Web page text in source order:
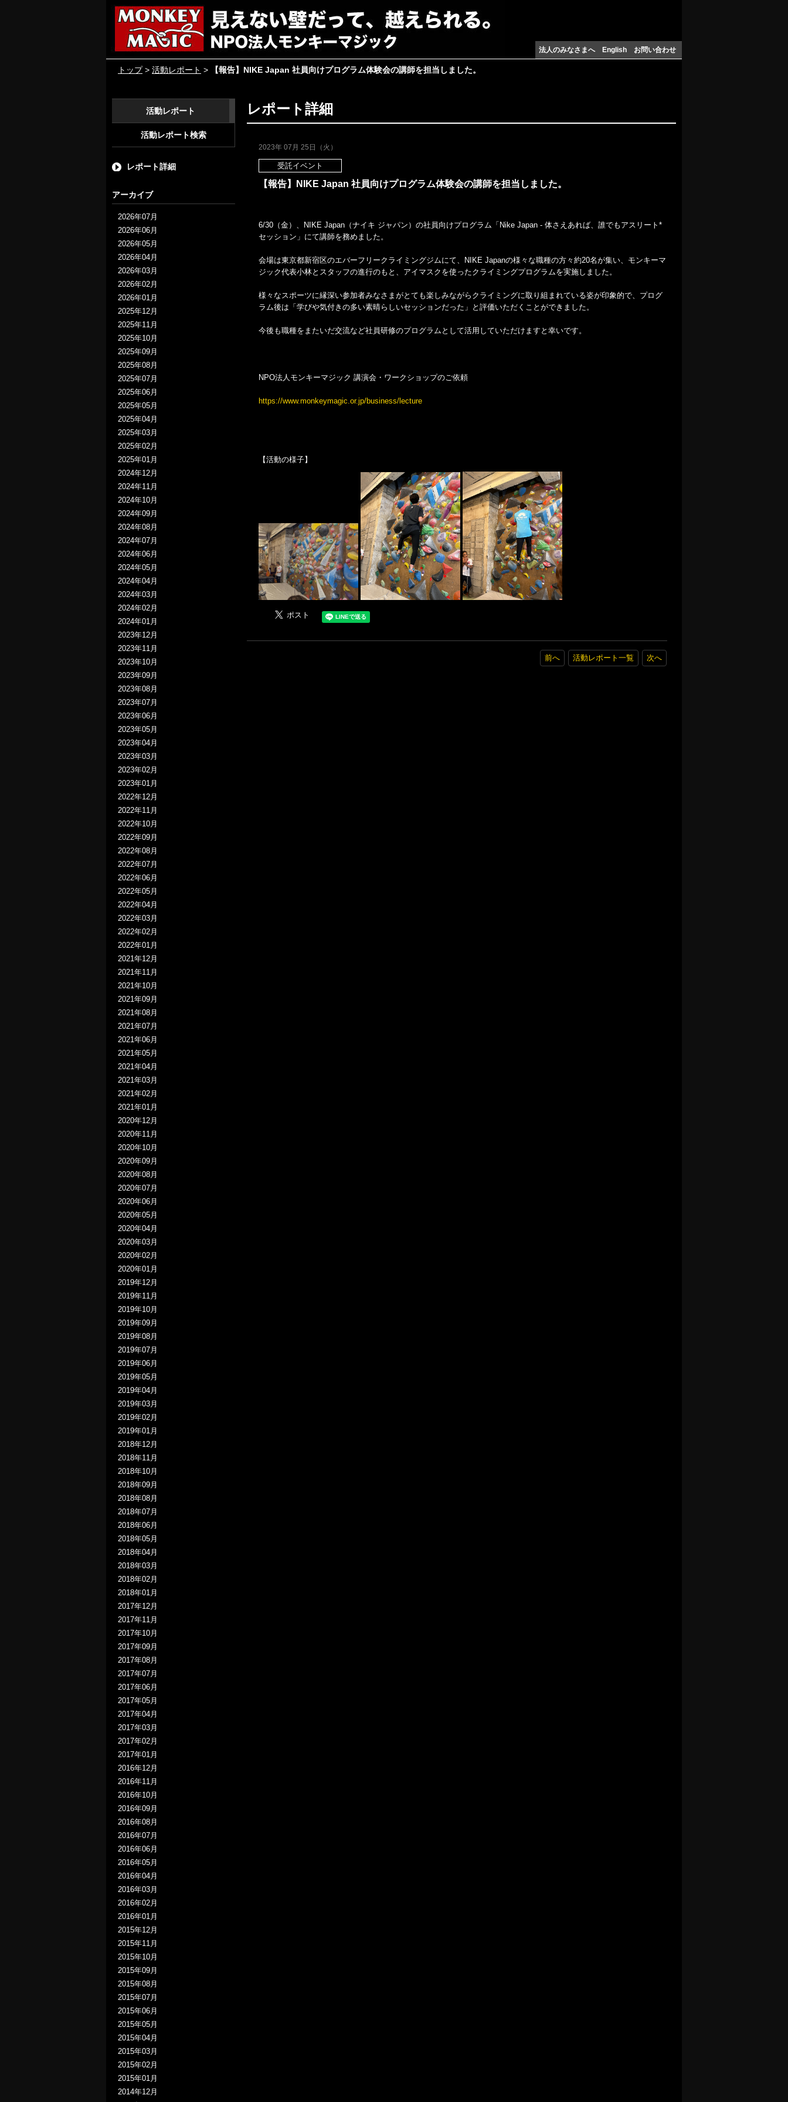
法人のみなさまへ English お問い合わせ
トップ> 活動レポート > 【報告】NIKE Japan 社員向けプログラム体験会の講師を担当しました。
活動レポート
活動レポート検索
レポート詳細
アーカイブ
2026年07月
2026年06月
2026年05月
2026年04月
2026年03月
2026年02月
2026年01月
2025年12月
2025年11月
2025年10月
2025年09月
2025年08月
2025年07月
2025年06月
2025年05月
2025年04月
2025年03月
2025年02月
2025年01月
2024年12月
2024年11月
2024年10月
2024年09月
2024年08月
2024年07月
2024年06月
2024年05月
2024年04月
2024年03月
2024年02月
2024年01月
2023年12月
2023年11月
2023年10月
2023年09月
2023年08月
2023年07月
2023年06月
2023年05月
2023年04月
2023年03月
2023年02月
2023年01月
2022年12月
2022年11月
2022年10月
2022年09月
2022年08月
2022年07月
2022年06月
2022年05月
2022年04月
2022年03月
2022年02月
2022年01月
2021年12月
2021年11月
2021年10月
2021年09月
2021年08月
2021年07月
2021年06月
2021年05月
2021年04月
2021年03月
2021年02月
2021年01月
2020年12月
2020年11月
2020年10月
2020年09月
2020年08月
2020年07月
2020年06月
2020年05月
2020年04月
2020年03月
2020年02月
2020年01月
2019年12月
2019年11月
2019年10月
2019年09月
2019年08月
2019年07月
2019年06月
2019年05月
2019年04月
2019年03月
2019年02月
2019年01月
2018年12月
2018年11月
2018年10月
2018年09月
2018年08月
2018年07月
2018年06月
2018年05月
2018年04月
2018年03月
2018年02月
2018年01月
2017年12月
2017年11月
2017年10月
2017年09月
2017年08月
2017年07月
2017年06月
2017年05月
2017年04月
2017年03月
2017年02月
2017年01月
2016年12月
2016年11月
2016年10月
2016年09月
2016年08月
2016年07月
2016年06月
2016年05月
2016年04月
2016年03月
2016年02月
2016年01月
2015年12月
2015年11月
2015年10月
2015年09月
2015年08月
2015年07月
2015年06月
2015年05月
2015年04月
2015年03月
2015年02月
2015年01月
2014年12月
レポート詳細
2023年 07月 25日（火）
受託イベント
【報告】NIKE Japan 社員向けプログラム体験会の講師を担当しました。
6/30（金）、NIKE Japan（ナイキ ジャパン）の社員向けプログラム「Nike Japan - 体さえあれば、誰でもアスリート*
セッション」にて講師を務めました。
会場は東京都新宿区のエバーフリークライミングジムにて、NIKE Japanの様々な職種の方々約20名が集い、モンキーマ
ジック代表小林とスタッフの進行のもと、アイマスクを使ったクライミングプログラムを実施しました。
様々なスポーツに縁深い参加者みなさまがとても楽しみながらクライミングに取り組まれている姿が印象的で、プログ
ラム後は「学びや気付きの多い素晴らしいセッションだった」と評価いただくことができました。
今後も職種をまたいだ交流など社員研修のプログラムとして活用していただけますと幸いです。
NPO法人モンキーマジック 講演会・ワークショップのご依頼
https://www.monkeymagic.or.jp/business/lecture
【活動の様子】
前へ 活動レポート一覧 次へ